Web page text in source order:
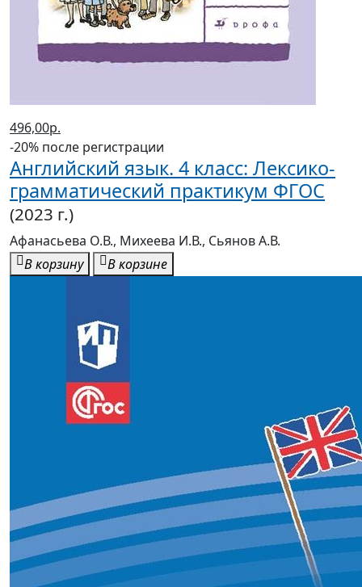
496,00р.
-20% после регистрации
Английский язык. 4 класс: Лексико-
грамматический практикум ФГОС
(2023 г.)
Афанасьева О.В., Михеева И.В., Сьянов А.В.
В корзину
В корзине